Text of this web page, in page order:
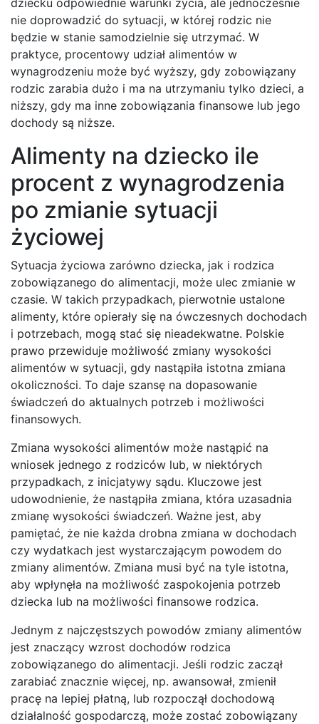
nie doprowadzić do sytuacji, w której rodzic nie
będzie w stanie samodzielnie się utrzymać. W
praktyce, procentowy udział alimentów w
wynagrodzeniu może być wyższy, gdy zobowiązany
rodzic zarabia dużo i ma na utrzymaniu tylko dzieci, a
niższy, gdy ma inne zobowiązania finansowe lub jego
dochody są niższe.
Alimenty na dziecko ile
procent z wynagrodzenia
po zmianie sytuacji
życiowej
Sytuacja życiowa zarówno dziecka, jak i rodzica
zobowiązanego do alimentacji, może ulec zmianie w
czasie. W takich przypadkach, pierwotnie ustalone
alimenty, które opierały się na ówczesnych dochodach
i potrzebach, mogą stać się nieadekwatne. Polskie
prawo przewiduje możliwość zmiany wysokości
alimentów w sytuacji, gdy nastąpiła istotna zmiana
okoliczności. To daje szansę na dopasowanie
świadczeń do aktualnych potrzeb i możliwości
finansowych.
Zmiana wysokości alimentów może nastąpić na
wniosek jednego z rodziców lub, w niektórych
przypadkach, z inicjatywy sądu. Kluczowe jest
udowodnienie, że nastąpiła zmiana, która uzasadnia
zmianę wysokości świadczeń. Ważne jest, aby
pamiętać, że nie każda drobna zmiana w dochodach
czy wydatkach jest wystarczającym powodem do
zmiany alimentów. Zmiana musi być na tyle istotna,
aby wpłynęła na możliwość zaspokojenia potrzeb
dziecka lub na możliwości finansowe rodzica.
Jednym z najczęstszych powodów zmiany alimentów
jest znaczący wzrost dochodów rodzica
zobowiązanego do alimentacji. Jeśli rodzic zaczął
zarabiać znacznie więcej, np. awansował, zmienił
pracę na lepiej płatną, lub rozpoczął dochodową
działalność gospodarczą, może zostać zobowiązany